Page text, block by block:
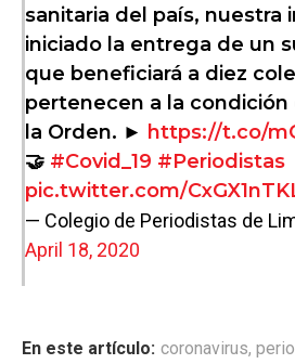
sanitaria del país, nuestra
iniciado la entrega de un
que beneficiará a diez
pertenecen a la condición
la Orden. ► https://t.co/
🤝 #Covid_19 #Periodistas
pic.twitter.com/
— Colegio de Periodistas de
April 18, 2020
En este artículo: coronavirus,